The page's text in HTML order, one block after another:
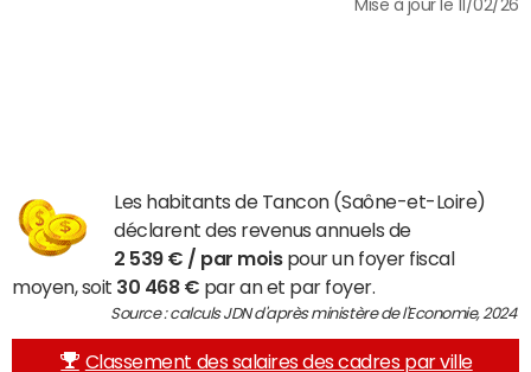
Mise à jour le 11/02/26
Les habitants de Tancon (Saône-et-Loire)
déclarent des revenus annuels de
2 539 € / par moispour un foyer fiscal
moyen, soit 30 468 € par an et par foyer.
Source : calculs JDN d'après ministère de l'Economie, 2024
Classement des salaires des cadres par ville